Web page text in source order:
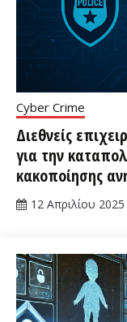
Cyber Crime
Διεθνείς
για την
κακοποίησης
12 Απριλίου 2025